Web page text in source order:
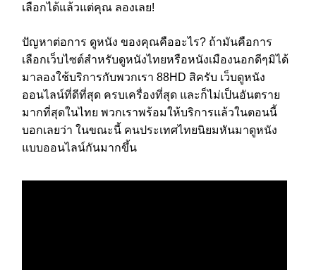
เลือกได้แล้วแต่คุณ ลองเลย!
ปัญหาต่อการ ดูหนัง ของคุณคืออะไร? ถ้ามันคือการ
เลือกเว็บไซต์สำหรับดูหนังไทยหรือหนังเมืองนอกดีๆมิได้
มาลองใช้บริการกับพวกเรา 88HD สิครับ เว็บดูหนัง
ออนไลน์ที่ดีที่สุด ครบเครื่องที่สุด และก็ไม่เป็นอันตราย
มากที่สุดในไทย พวกเราพร้อมให้บริการแล้วในตอนนี้
บอกเลยว่า ในขณะนี้ คนประเทศไทยนิยมหันมาดูหนัง
แบบออนไลน์กันมากขึ้น